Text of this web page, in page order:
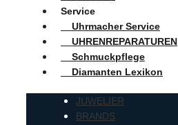
Service
Uhrmacher Service
UHRENREPARATUREN
Schmuckpflege
Diamanten Lexikon
JUWELIER
BRANDS